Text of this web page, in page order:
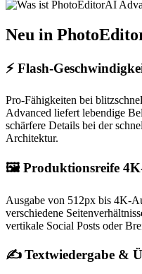
Neu in
⚡ Flash-
Pro-Fähigkeiten bei
Advanced liefert lebendige
schärfere Details bei der
Architektur.
🖼️ Produktionsreife
Ausgabe von 512px bis 4K-
verschiedene
vertikale Social Posts oder
✍️ Textwiedergabe &